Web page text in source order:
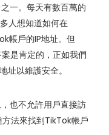
一。每天有數百萬的
人想知道如何在
帳戶的IP地址。但
是肯定的，正如我們
址以維護安全。
也不允許用戶直接訪
法來找到TikTok帳戶